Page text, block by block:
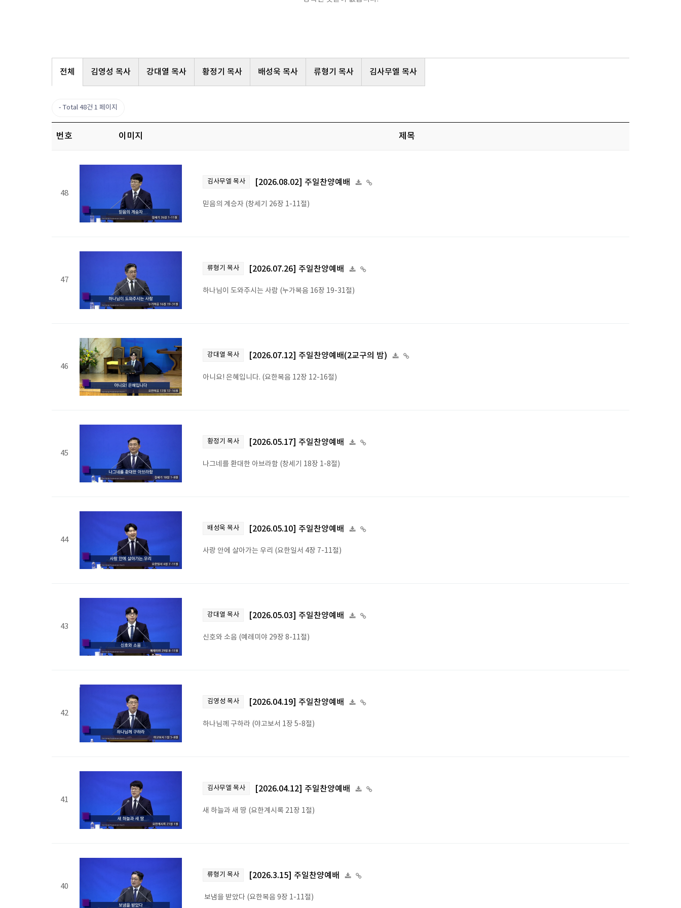
전체 김영성 목사 강대열 목사 황정기 목사 배성욱 목사 류형기 목사 김사무엘 목사
Total 48건 1 페이지
번호 이미지 제목
48
김사무엘 목사 [2026.08.02] 주일찬양예배
믿음의 계승자 (창세기 26장 1-11절)
47
류형기 목사 [2026.07.26] 주일찬양예배
하나님이 도와주시는 사람 (누가복음 16장 19-31절)
46
강대열 목사 [2026.07.12] 주일찬양예배(2교구의 밤)
아니요! 은혜입니다. (요한복음 12장 12-16절)
45
황정기 목사 [2026.05.17] 주일찬양예배
나그네를 환대한 아브라함 (창세기 18장 1-8절)
44
배성욱 목사 [2026.05.10] 주일찬양예배
사랑 안에 살아가는 우리 (요한일서 4장 7-11절)
43
강대열 목사 [2026.05.03] 주일찬양예배
신호와 소음 (예레미야 29장 8-11절)
42
김영성 목사 [2026.04.19] 주일찬양예배
하나님께 구하라 (야고보서 1장 5-8절)
41
김사무엘 목사 [2026.04.12] 주일찬양예배
새 하늘과 새 땅 (요한계시록 21장 1절)
40
류형기 목사 [2026.3.15] 주일찬양예배
보냄을 받았다 (요한복음 9장 1-11절)